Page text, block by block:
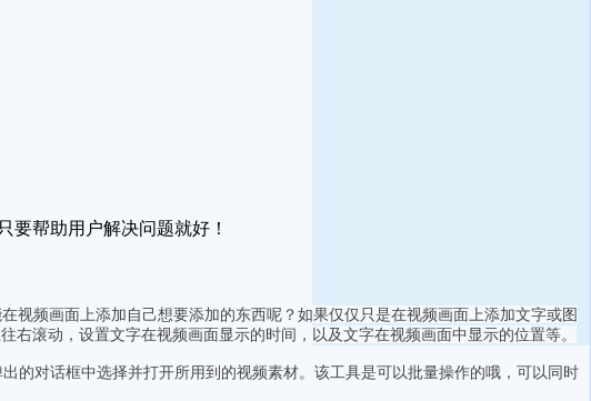
帮助用户解决问题就好！
频画面上添加自己想要添加的东西呢？如果仅仅只是在视频画面上添加文字或图
滚动，设置文字在视频画面显示的时间，以及文字在视频画面中显示的位置等。
的对话框中选择并打开所用到的视频素材。该工具是可以批量操作的哦，可以同时